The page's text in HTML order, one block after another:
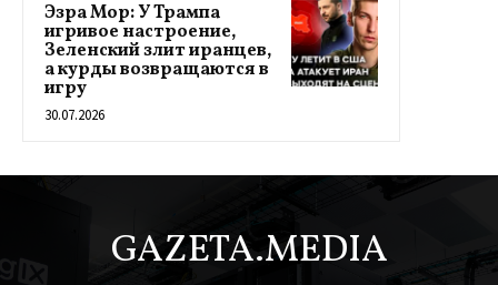
Эзра Мор: У Трампа
игривое настроение,
Зеленский злит иранцев,
а курды возвращаются в
игру
30.07.2026
GAZETA.MEDIA